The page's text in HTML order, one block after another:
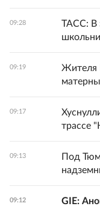
09:28
ТАСС: В
09:19
Жителя
09:17
трассе
09:13
Под
09:12
GIE: